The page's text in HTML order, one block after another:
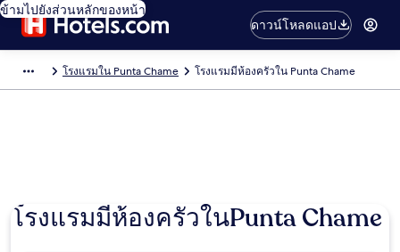
ข้ามไปยังส่วนหลักของหน้า
ดาวน์โหลดแอป
โรงแรมใน Punta Chame โรงแรมมีห้องครัวใน Punta Chame
โรงแรมมีห้องครัวในPunta Chame